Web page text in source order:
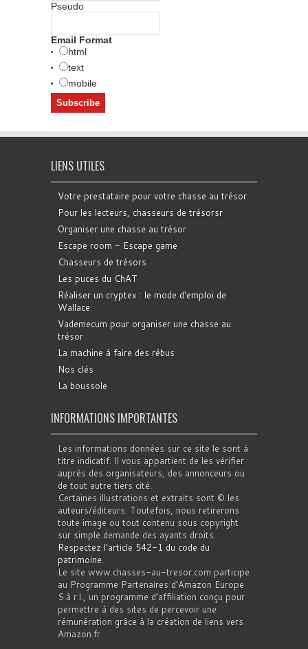
Pseudo
Email Format
html
text
mobile
LIENS UTILES
Votre prestataire pour votre chasse au trésor
Pour les lecteurs, chasseurs de trésorsr
Organiser une chasse au trésor
Escape room - Escape game
Chasseurs de trésors
Les puces du ChAT
Réaliser un cryptex : le mode d'emploi de
Wallace
Vademecum pour organiser une chasse au
trésor
La machine à faire des rébus
Nos clés
La boussole
INFORMATIONS IMPORTANTES
Les informations données sur ce site le sont à
titre indicatif. Il vous appartient de les vérifier
auprès des organisateurs, des annonceurs ou
de tout autre tiers cité.
Certaines illustrations et extraits sont © les
auteurs/éditeurs. Toutefois, nous retirerons
toute image ou tout contenu sous copyright
sur simple demande des ayants droits.
Respectez l'article 542-1 du code du
patrimoine.
Le site www.chasses-au-tresor.com participe
au Programme Partenaires d’Amazon Europe
S.à r.l., un programme d’affiliation conçu pour
permettre à des sites de percevoir une
rémunération grâce à la création de liens vers
Amazon.fr